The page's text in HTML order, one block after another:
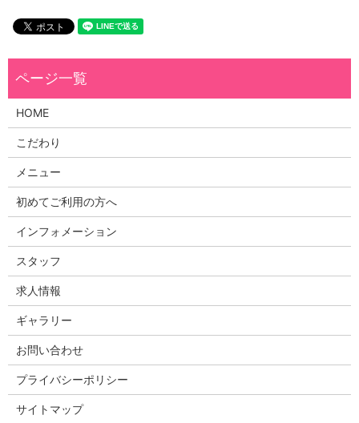
HOME
こだわり
メニュー
初めてご利用の方へ
インフォメーション
スタッフ
求人情報
ギャラリー
お問い合わせ
プライバシーポリシー
サイトマップ